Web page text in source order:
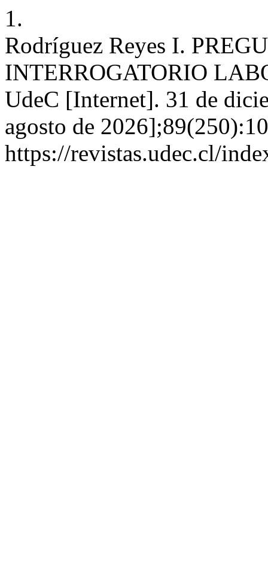
1.
Rodríguez Reyes I.
INTERROGATORIO
UdeC [Internet]. 31 de
agosto de
https://revistas.udec.cl/